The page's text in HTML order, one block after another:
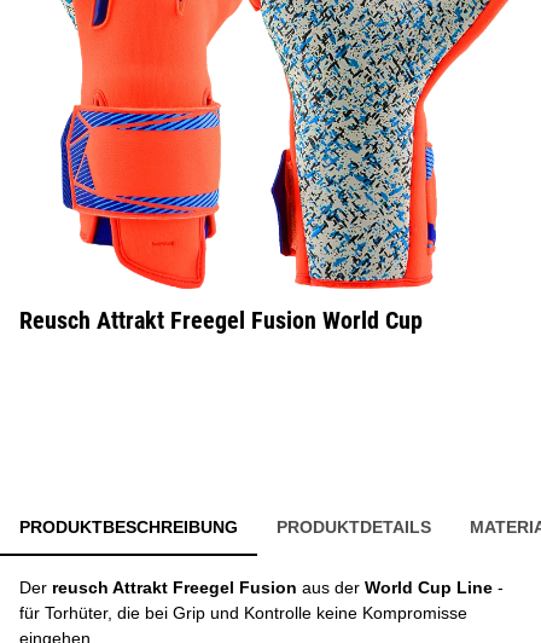
Reusch Attrakt Freegel Fusion World Cup
PRODUKTBESCHREIBUNG PRODUKTDETAILS
Der reusch Attrakt Freegel Fusion aus der World Cup Line -
für Torhüter, die bei Grip und Kontrolle keine Kompromisse
eingehen.